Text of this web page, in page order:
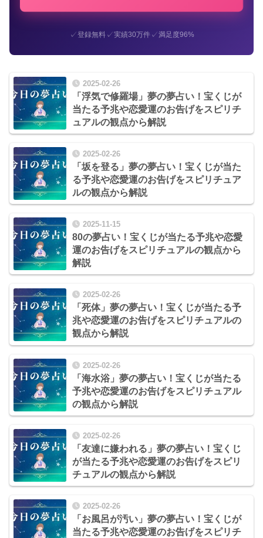
✓登録無料✓実績30万件✓満足度96%
2025-02-26
「浮気で修羅場」夢の夢占い！宝くじが
当たる予兆や恋愛運のお告げをスピリチ
ュアルの観点から解説
2025-02-26
「坂を登る」夢の夢占い！宝くじが当た
る予兆や恋愛運のお告げをスピリチュア
ルの観点から解説
2025-11-15
80の夢占い！宝くじが当たる予兆や恋愛
運のお告げをスピリチュアルの観点から
解説
2025-02-26
「死体」夢の夢占い！宝くじが当たる予
兆や恋愛運のお告げをスピリチュアルの
観点から解説
2025-02-26
「海水浴」夢の夢占い！宝くじが当たる
予兆や恋愛運のお告げをスピリチュアル
の観点から解説
2025-02-26
「友達に嫌われる」夢の夢占い！宝くじ
が当たる予兆や恋愛運のお告げをスピリ
チュアルの観点から解説
2025-02-26
「お風呂が汚い」夢の夢占い！宝くじが
当たる予兆や恋愛運のお告げをスピリチ